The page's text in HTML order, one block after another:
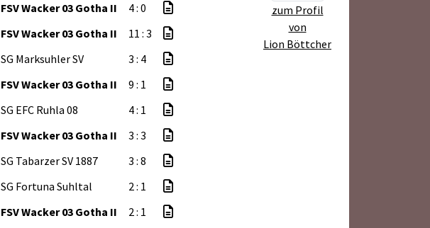
zum Profil
von
Lion Böttcher
FSV Wacker 03 Gotha II
4 : 0
FSV Wacker 03 Gotha II
11 : 3
SG Marksuhler SV
3 : 4
FSV Wacker 03 Gotha II
9 : 1
SG EFC Ruhla 08
4 : 1
FSV Wacker 03 Gotha II
3 : 3
SG Tabarzer SV 1887
3 : 8
SG Fortuna Suhltal
2 : 1
FSV Wacker 03 Gotha II
2 : 1